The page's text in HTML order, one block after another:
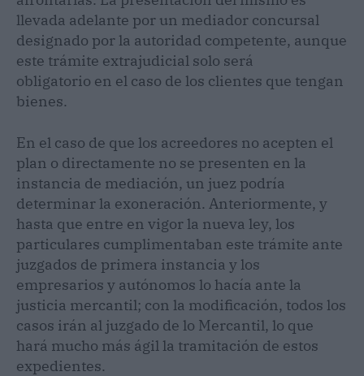
llevada adelante por un mediador concursal
designado por la autoridad competente, aunque
este trámite extrajudicial solo será
obligatorio en el caso de los clientes que tengan
bienes.
En el caso de que los acreedores no acepten el
plan o directamente no se presenten en la
instancia de mediación, un juez podría
determinar la exoneración. Anteriormente, y
hasta que entre en vigor la nueva ley, los
particulares cumplimentaban este trámite ante
juzgados de primera instancia y los
empresarios y autónomos lo hacía ante la
justicia mercantil; con la modificación, todos los
casos irán al juzgado de lo Mercantil, lo que
hará mucho más ágil la tramitación de estos
expedientes.